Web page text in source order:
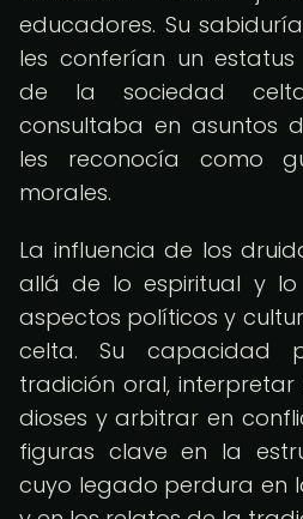
educadores. Su
les conferían un
de la sociedad
consultaba en asuntos
les reconocía como
morales.
La influencia de los
allá de lo espiritual y lo
aspectos políticos y
celta. Su capacidad
tradición oral, interpretar
dioses y arbitrar en
figuras clave en la
cuyo legado perdura en